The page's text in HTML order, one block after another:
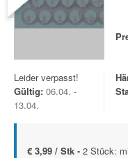
Leider verpasst!
Gültig: 06.04. -
13.04.
€ 3,99 / Stk - 2 Stück: